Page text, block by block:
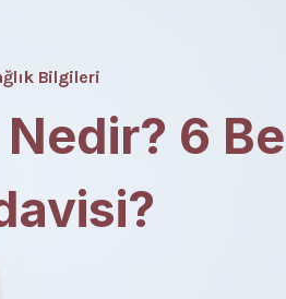
Bilgileri
6